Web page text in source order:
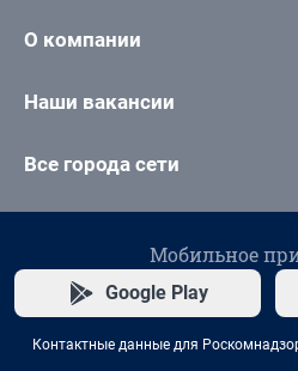
О компании
Наши вакансии
Все города сети
Мобильное
Google Play
Контактные данные для